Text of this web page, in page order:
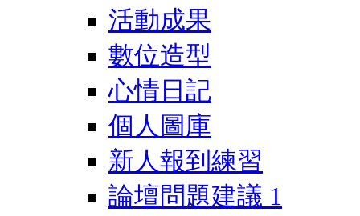
活動成果
數位造型
心情日記
個人圖庫
新人報到練習
論壇問題建議 1